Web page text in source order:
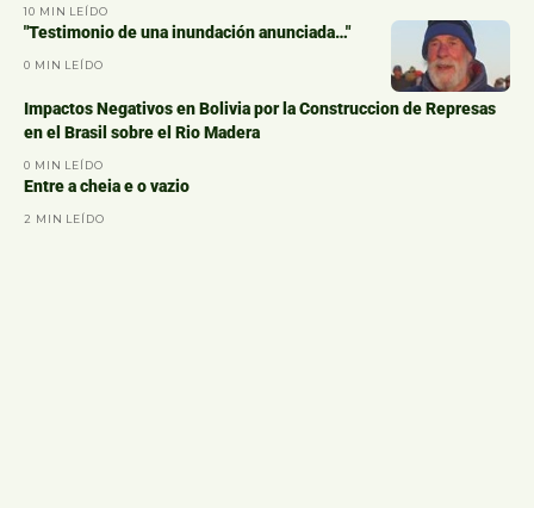
10 MIN LEÍDO
"Testimonio de una inundación anunciada…"
0 MIN LEÍDO
Impactos Negativos en Bolivia por la Construccion de Represas
en el Brasil sobre el Rio Madera
0 MIN LEÍDO
Entre a cheia e o vazio
2 MIN LEÍDO